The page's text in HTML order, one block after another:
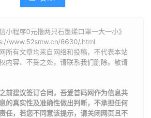
小程序0元撸两只石墨烯口罩一大一小》
www.52smw.cn/6630/.html
所有文章均来自网络和投稿，不代表本站
内容、不妥之处，请联系我们删除。敬请
前建议签订合同，吾爱首码网作为信息共
的真实性及准确性做出判断，不承担任何
任，若您不同意该提示，请关闭网页且不